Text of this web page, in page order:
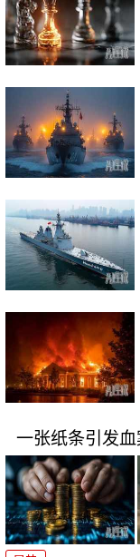
一张纸条引发血